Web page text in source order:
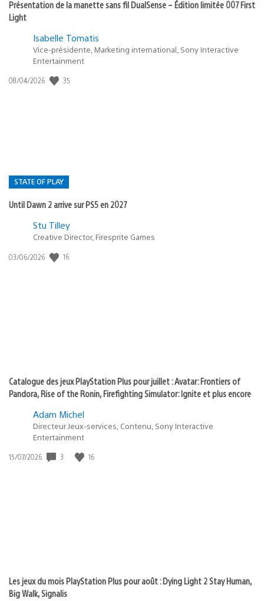
Présentation de la manette sans fil DualSense – Édition limitée 007 First
Light
Isabelle Tomatis
Vice-présidente, Marketing international, Sony Interactive
Entertainment
Date
08/04/2026 35
STATE OF PLAY
Until Dawn 2 arrive sur PS5 en 2027
Postée
:
Stu Tilley
Creative Director, Firesprite Games
Date
03/06/2026 16
Catalogue des jeux PlayStation Plus pour juillet : Avatar: Frontiers of
Pandora, Rise of the Ronin, Firefighting Simulator: Ignite et plus encore
Adam Michel
Directeur Jeux-services, Contenu, Sony Interactive
Entertainment
Date
15/07/2026 3 16
Les jeux du mois PlayStation Plus pour août : Dying Light 2 Stay Human,
Big Walk, Signalis